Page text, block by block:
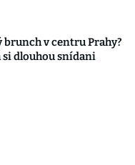
brunch v centru Prahy?
dlouhou snídani